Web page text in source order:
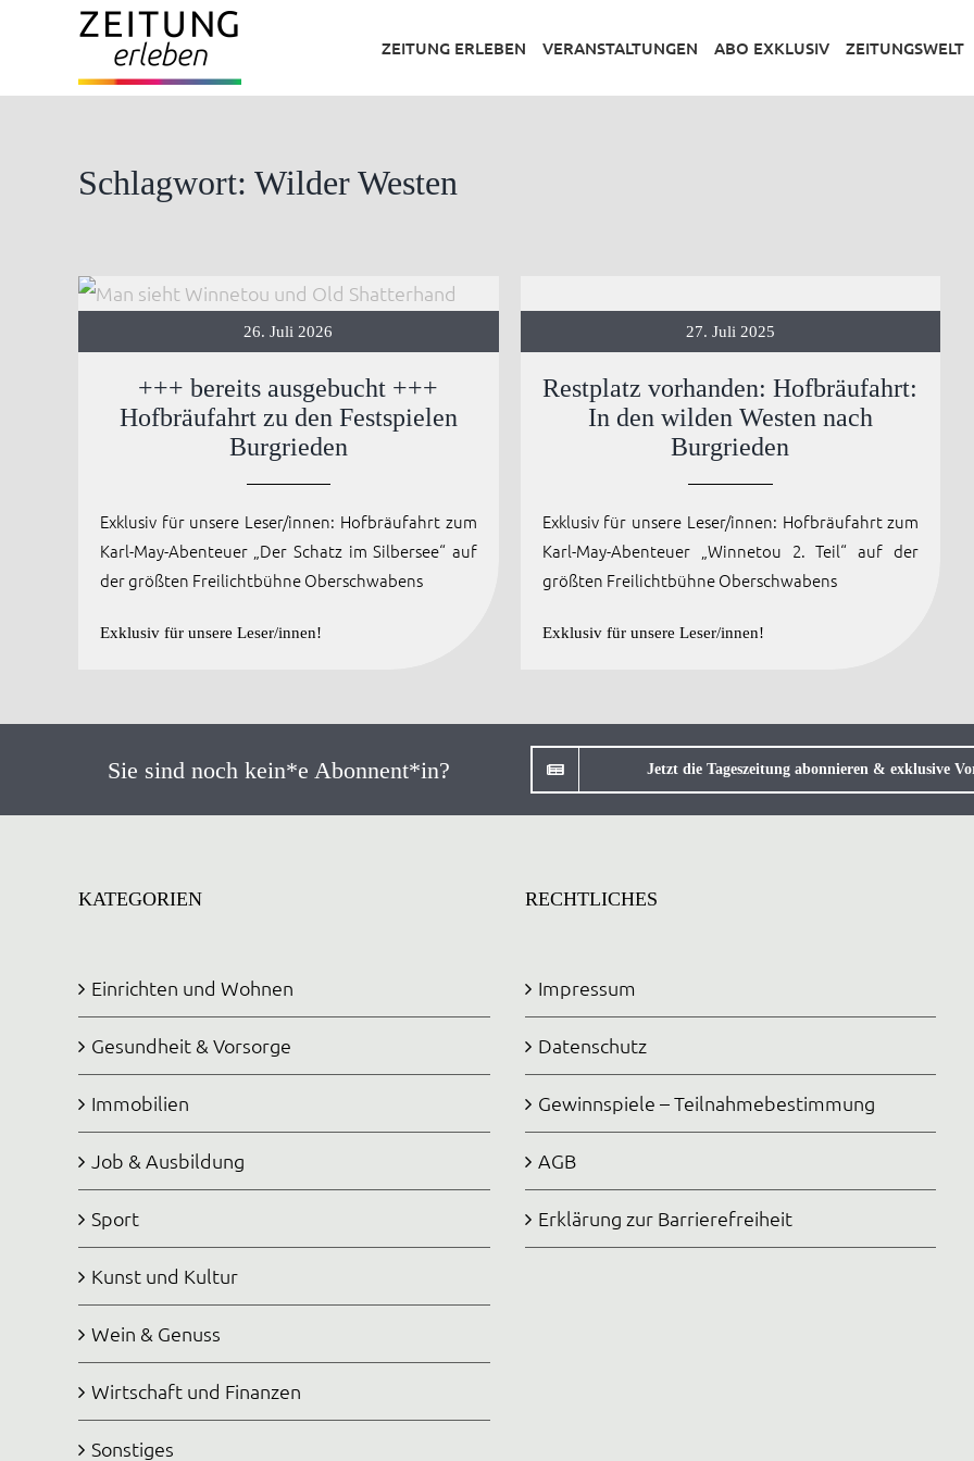
ZEITUNG ERLEBEN VERANSTALTUNGEN ABO EXKLUSIV ZEITUNGSWELT
Schlagwort: Wilder Westen
26. Juli 2026
+++ bereits ausgebucht +++
Hofbräufahrt zu den Festspielen
Burgrieden
Exklusiv für unsere Leser/innen: Hofbräufahrt zum
Karl-May-Abenteuer „Der Schatz im Silbersee“ auf
der größten Freilichtbühne Oberschwabens
Exklusiv für unsere Leser/innen!
27. Juli 2025
Restplatz vorhanden: Hofbräufahrt:
In den wilden Westen nach
Burgrieden
Exklusiv für unsere Leser/innen: Hofbräufahrt zum
Karl-May-Abenteuer „Winnetou 2. Teil“ auf der
größten Freilichtbühne Oberschwabens
Exklusiv für unsere Leser/innen!
Sie sind noch kein*e Abonnent*in? Jetzt die Tageszeitung abonnieren & exklusive
KATEGORIEN
Einrichten und Wohnen
Gesundheit & Vorsorge
Immobilien
Job & Ausbildung
Sport
Kunst und Kultur
Wein & Genuss
Wirtschaft und Finanzen
Sonstiges
RECHTLICHES
Impressum
Datenschutz
Gewinnspiele – Teilnahmebestimmung
AGB
Erklärung zur Barrierefreiheit